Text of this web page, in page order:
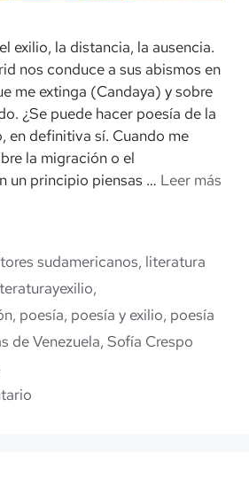
exilio, la distancia, la ausencia.
nos conduce a sus abismos en
me extinga (Candaya) y sobre
¿Se puede hacer poesía de la
en definitiva sí. Cuando me
la migración o el
un principio piensas … Leer más
sudamericanos, literatura
,
, poesía, poesía y exilio, poesía
de Venezuela, Sofía Crespo